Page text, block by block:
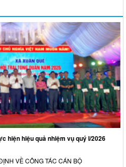
hiện hiệu quả nhiệm vụ quý I/2026
VỀ CÔNG TÁC CÁN BỘ